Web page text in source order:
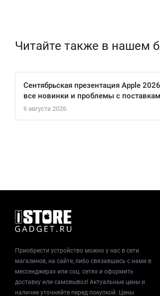
Читайте также в нашем
Сентябрьская презентация Apple
все новинки и проблемы с
6 августа 2026
Приобрести устройство можно у нас в сети
магазинов, на сайте, либо связавшись с нами в
мессенджерах или соц. сетях и оформить
доставку или самовывоз! Актуальные цены и
наличие уточняйте перед покупкой. Цены